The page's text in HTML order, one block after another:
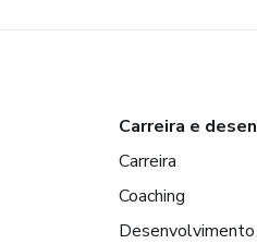
Carreira e
Carreira
Coaching